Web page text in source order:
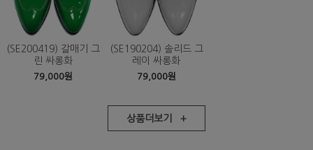
(SE200419) 갈매기 그
린 싸롱화
79,000원
(SE190204) 솔리드 그
레이 싸롱화
79,000원
상품더보기 +